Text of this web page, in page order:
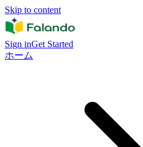
Skip to content
Sign inGet Started
ホーム